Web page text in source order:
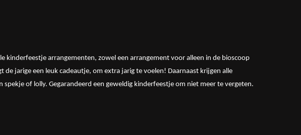
kinderfeestje arrangementen, zowel een arrangement voor alleen in de bioscoop
jarige een leuk cadeautje, om extra jarig te voelen! Daarnaast krijgen alle
of lolly. Gegarandeerd een geweldig kinderfeestje om niet meer te vergeten.